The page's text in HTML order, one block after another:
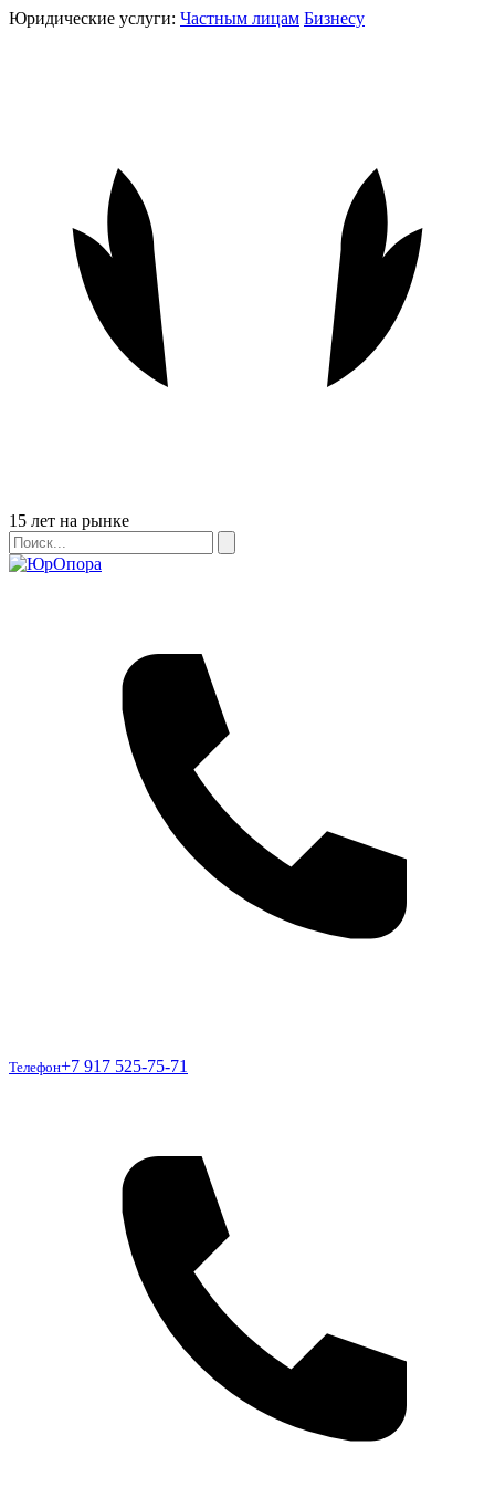
Юридические услуги: Частным лицам Бизнесу
Бейдж
15 лет на рынке
Поиск
Поиск
Телефон
Телефон+7 917 525-75-71